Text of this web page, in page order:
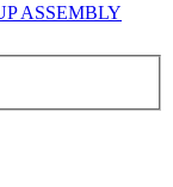
ASSEMBLY